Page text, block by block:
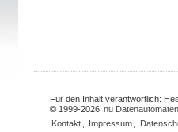
Für den Inhalt verantwortlich:
© 1999-2026 nu
Kontakt
Impressum